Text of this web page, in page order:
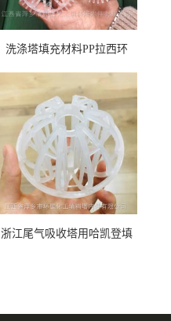
洗涤塔填充材料PP拉西环
浙江尾气吸收塔用哈凯登填